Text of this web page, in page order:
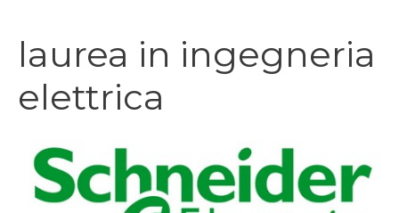
laurea in ingegneria
elettrica